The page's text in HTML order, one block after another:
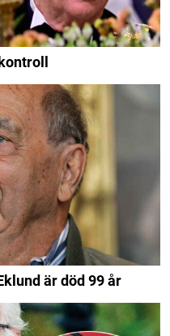
är död 99 år